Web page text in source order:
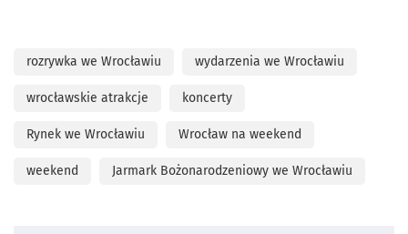
rozrywka we Wrocławiu wydarzenia we Wrocławiu
wrocławskie atrakcje koncerty
Rynek we Wrocławiu Wrocław na weekend
weekend Jarmark Bożonarodzeniowy we Wrocławiu